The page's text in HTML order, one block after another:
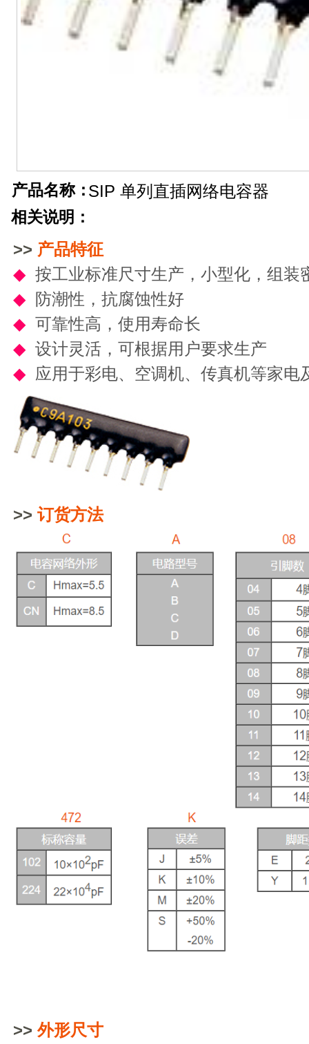
SIP 单列直插网络电容器
>> 产品特征
◆ 按工业标准尺寸生产，小型化，组装
◆ 防潮性，抗腐蚀性好
◆ 可靠性高，使用寿命长
◆ 设计灵活，可根据用户要求生产
◆ 应用于彩电、空调机、传真机等家电
>> 订货方法
>> 外形尺寸
产品名称：
相关说明：